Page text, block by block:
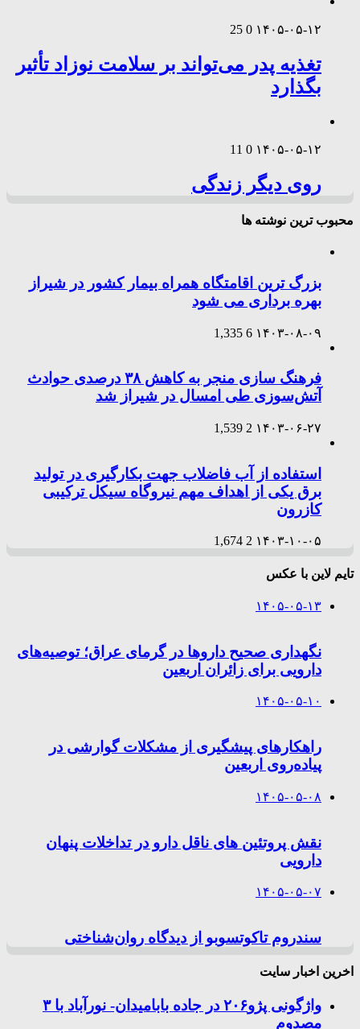
۱۴۰۵-۰۵-۱۲ 0
25
تغذیه پدر می‌تواند بر سلامت نوزاد تأثیر
بگذارد
۱۴۰۵-۰۵-۱۲ 0
11
روی دیگر زندگی
محبوب ترین نوشته ها
بزرگ ترین اقامتگاه همراه بیمار کشور در شیراز
بهره برداری می شود
۱۴۰۳-۰۸-۰۹ 6
1,335
فرهنگ سازی منجر به کاهش ۳۸ درصدی حوادث
آتش‌سوزی طی امسال در شیراز شد
۱۴۰۳-۰۶-۲۷ 2
1,539
استفاده از آب فاضلاب جهت بکارگیری در تولید
برق یکی از اهداف مهم نیروگاه سیکل ترکیبی
کازرون
۱۴۰۳-۱۰-۰۵ 2
1,674
تایم لاین با عکس
۱۴۰۵-۰۵-۱۳
نگهداری صحیح داروها در گرمای عراق؛ توصیه‌های
دارویی برای زائران اربعین
۱۴۰۵-۰۵-۱۰
راهکارهای پیشگیری از مشکلات گوارشی در
پیاده‌روی اربعین
۱۴۰۵-۰۵-۰۸
نقش پروتئین های ناقل دارو در تداخلات پنهان
دارویی
۱۴۰۵-۰۵-۰۷
سندروم تاکوتسوبو از دیدگاه روان‌شناختی
اخرین اخبار سایت
واژگونی پژو۲۰۶ در جاده بابامیدان- نورآباد با ۳
مصدوم